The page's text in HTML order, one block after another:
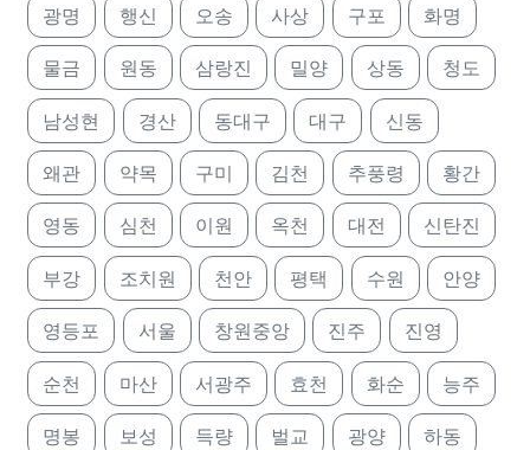
광명 행신 오송 사상 구포 화명
물금 원동 삼랑진 밀양 상동 청도
남성현 경산 동대구 대구 신동
왜관 약목 구미 김천 추풍령 황간
영동 심천 이원 옥천 대전 신탄진
부강 조치원 천안 평택 수원 안양
영등포 서울 창원중앙 진주 진영
순천 마산 서광주 효천 화순 능주
명봉 보성 득량 벌교 광양 하동